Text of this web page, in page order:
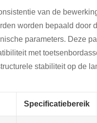
van de
worden bepaald door
parameters. Deze
met
stabiliteit op de
Specificatiebereik